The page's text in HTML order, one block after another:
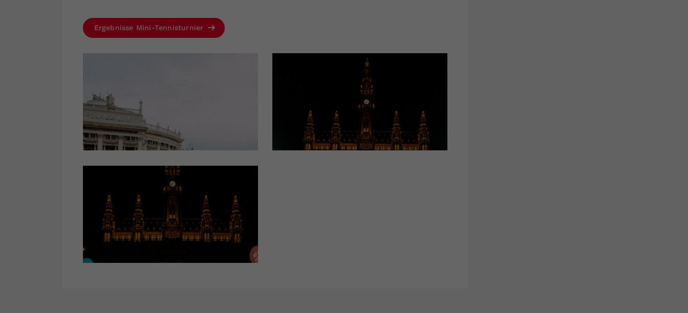
Ergebnisse Mini-Tennisturnier